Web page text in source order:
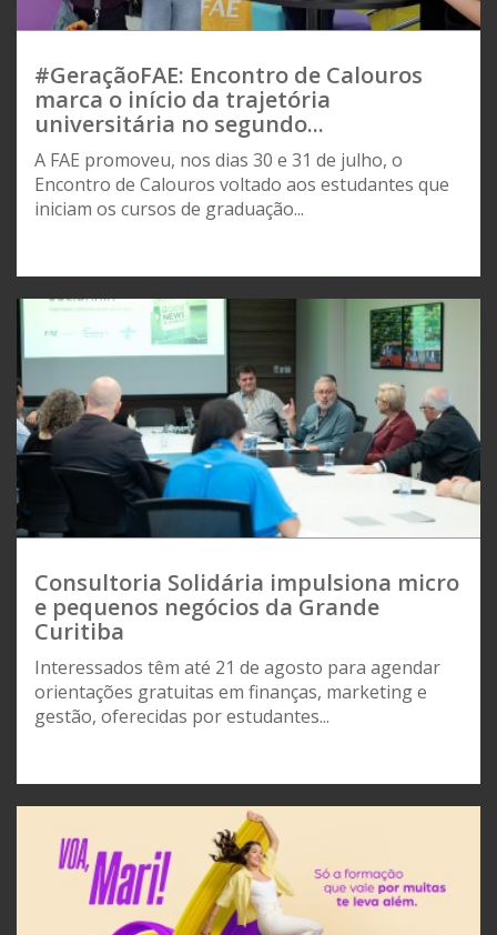
#GeraçãoFAE: Encontro de Calouros
marca o início da trajetória
universitária no segundo...
A FAE promoveu, nos dias 30 e 31 de julho, o
Encontro de Calouros voltado aos estudantes que
iniciam os cursos de graduação...
Consultoria Solidária impulsiona micro
e pequenos negócios da Grande
Curitiba
Interessados têm até 21 de agosto para agendar
orientações gratuitas em finanças, marketing e
gestão, oferecidas por estudantes...